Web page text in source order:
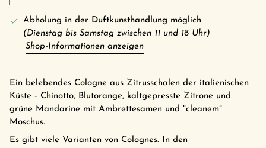
Abholung in der Duftkunsthandlung möglich
(Dienstag bis Samstag zwischen 11 und 18 Uhr)
Shop-Informationen anzeigen
Ein belebendes Cologne aus Zitrusschalen der italienischen
Küste - Chinotto, Blutorange, kaltgepresste Zitrone und
grüne Mandarine mit Ambrettesamen und "cleanem"
Moschus.
Es gibt viele Varianten von Colognes. In den